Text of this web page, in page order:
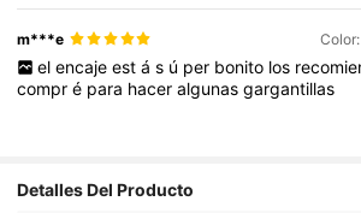
m***e
el encaje est á s ú per bonito los
compré para haceralgunasgargantillas
Detalles Del Producto